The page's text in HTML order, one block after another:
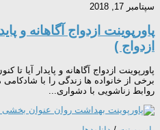
سپتامبر 17, 2018
پاورپوینت ازدواج آگاهانه و
ازدواج )
پاورپوینت ازدواج آگاهانه و پایدار آیا تا
برخی از خانواده ها زندگی را با
روابط زناشویی با دشواری...